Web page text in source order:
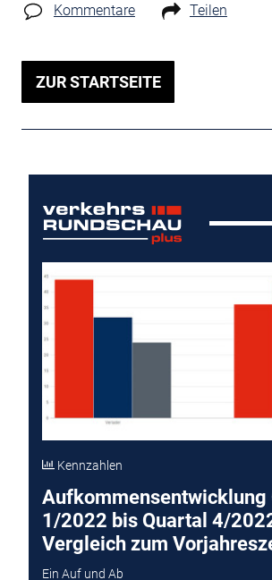
Kommentare Teilen
ZUR STARTSEITE
Kennzahlen
Aufkommensentwicklung
1/2022 bis Quartal 4/
Vergleich zum
Ein Auf und Ab